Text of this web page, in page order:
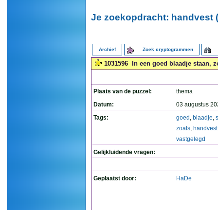
Je zoekopdracht: handvest
Archief Zoek cryptogrammen
1031596 In een goed blaadje staan,
Plaats van de puzzel:
thema
Datum:
03 augustus
Tags:
goed , blaadje,
zoals, handvest
vastgelegd
Gelijkluidende vragen:
Geplaatst door: HaDe